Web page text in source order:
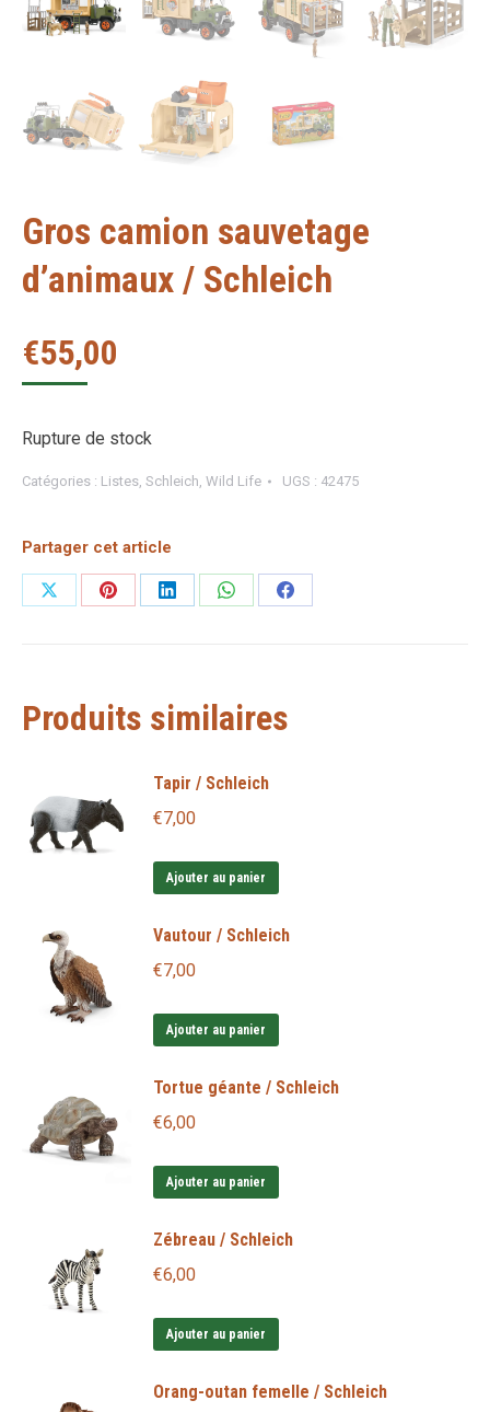
Gros camion sauvetage
d’animaux / Schleich
€55,00
Rupture de stock
Catégories : Listes, Schleich, Wild Life UGS : 42475
Partager cet article
PartagerPartagerPartagerPartagerPartager
Produits similaires
Tapir / Schleich
€7,00
Ajouter au panier
Vautour / Schleich
€7,00
Ajouter au panier
Tortue géante / Schleich
€6,00
Ajouter au panier
Zébreau / Schleich
€6,00
Ajouter au panier
Orang-outan femelle / Schleich